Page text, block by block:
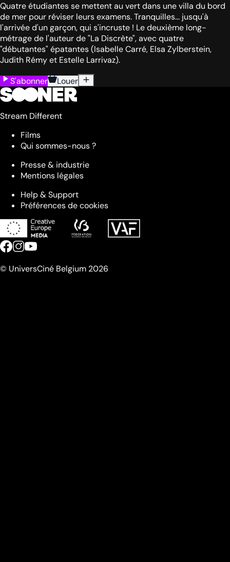
Quatre étudiantes se mettent au vert dans une villa du bord
de mer pour réviser leurs examens. Tranquilles... jusqu'à
l'arrivée d'un garçon, qui s'incruste ! Le deuxième long-
métrage de l'auteur de "La Discrète", avec quatre
"débutantes" épatantes (Isabelle Carré, Elsa Zylberstein,
Judith Rémy et Estelle Larrivaz).
S'abonner
Louer
Stream Different
Films
Qui sommes-nous ?
Presse & industrie
Mentions légales
Help & Support
Préférences de cookies
© UniversCiné Belgium 2026